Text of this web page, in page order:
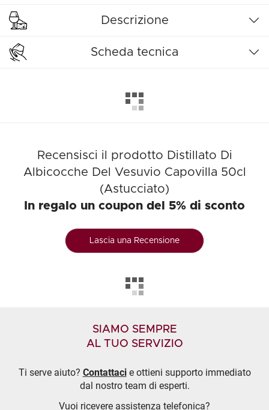
Descrizione
Scheda tecnica
Recensisci il prodotto Distillato Di
Albicocche Del Vesuvio Capovilla 50cl
(Astucciato)
In regalo un coupon del 5% di sconto
Lascia una Recensione
SIAMO SEMPRE
AL TUO SERVIZIO
Ti serve aiuto? Contattacie ottieni supporto immediato
dal nostro team di esperti.
Vuoi ricevere assistenza telefonica?